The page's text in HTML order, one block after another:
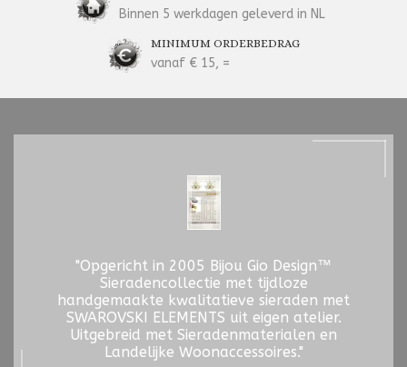
Binnen 5 werkdagen geleverd in NL
MINIMUM ORDERBEDRAG
vanaf € 15, =
"Opgericht in 2005 Bijou Gio Design™
Sieradencollectie met tijdloze
handgemaakte kwalitatieve sieraden met
SWAROVSKI ELEMENTS uit eigen atelier.
Uitgebreid met Sieradenmaterialen en
Landelijke Woonaccessoires."